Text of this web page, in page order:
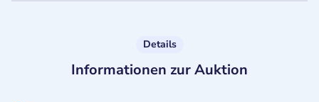
Details
Informationen zur Auktion